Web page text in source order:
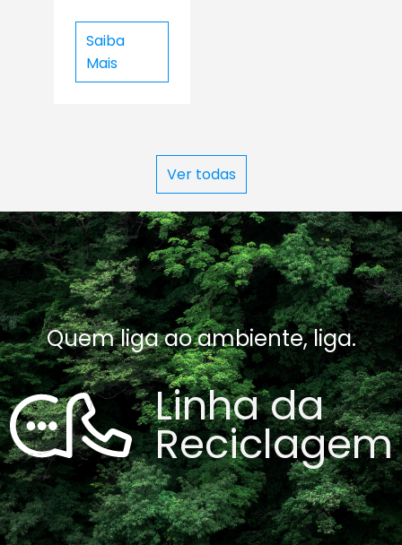
Saiba
Mais
Ver todas
Quem liga ao ambiente, liga.
Linha da
Reciclagem